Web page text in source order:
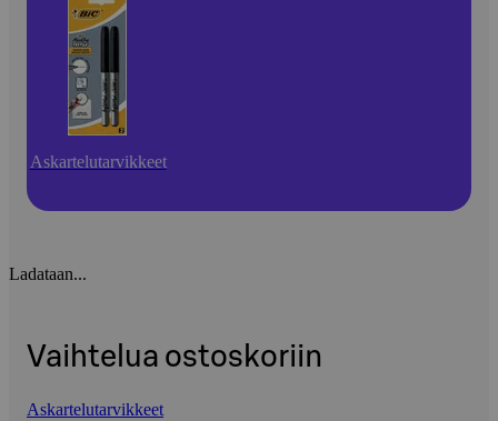
Askartelutarvikkeet
Ladataan...
Vaihtelua ostoskoriin
Askartelutarvikkeet